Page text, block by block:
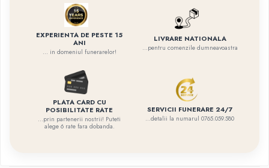
EXPERIENTA DE PESTE 15
ANI
... in domeniul funerarelor!
LIVRARE NATIONALA
...pentru comenzile dumneavoastra
PLATA CARD CU
POSIBILITATE RATE
...prin partenerii nostrii! Puteti
alege 6 rate fara dobanda.
SERVICII FUNERARE 24/7
...detalii la numarul 0765.059.580